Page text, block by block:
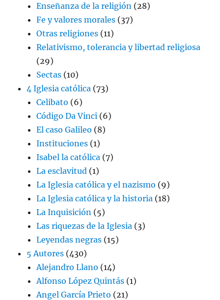
Enseñanza de la religión (28)
Fe y valores morales (37)
Otras religiones (11)
Relativismo, tolerancia y libertad religiosa
(29)
Sectas (10)
4 Iglesia católica (73)
Celibato (6)
Código Da Vinci (6)
El caso Galileo (8)
Instituciones (1)
Isabel la católica (7)
La esclavitud (1)
La Iglesia católica y el nazismo (9)
La Iglesia católica y la historia (18)
La Inquisición (5)
Las riquezas de la Iglesia (3)
Leyendas negras (15)
5 Autores (430)
Alejandro Llano (14)
Alfonso López Quintás (1)
Angel García Prieto (21)